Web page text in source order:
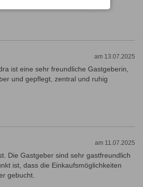
am 13.07.2025
ist eine sehr freundliche Gastgeberin,
und gepflegt, zentral und ruhig
am 11.07.2025
Die Gastgeber sind sehr gastfreundlich
ist, dass die Einkaufsmöglichkeiten
gebucht.